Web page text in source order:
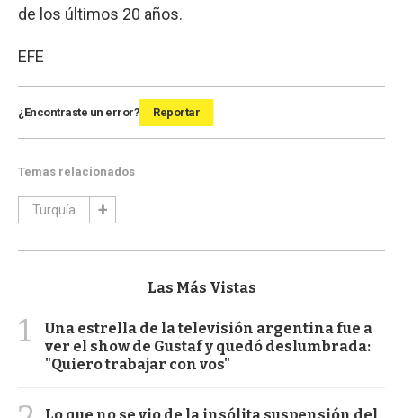
de los últimos 20 años.
EFE
¿Encontraste un error? Reportar
Temas relacionados
Turquía
Las Más Vistas
1
Una estrella de la televisión argentina fue a
ver el show de Gustaf y quedó deslumbrada:
"Quiero trabajar con vos"